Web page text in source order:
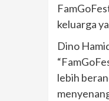
keluarga
Dino
lebih